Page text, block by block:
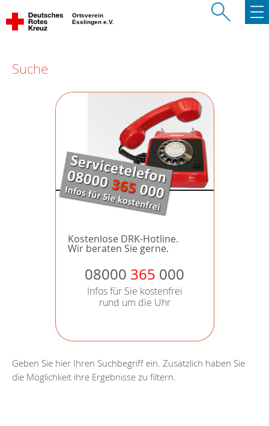
Ortsverein
Esslingen e.V.
Suche
Kostenlose DRK-Hotline.
Wir beraten Sie gerne.
08000 365 000
Infos für Sie kostenfrei
rund um die Uhr
Geben Sie hier Ihren Suchbegriff ein. Zusätzlich haben Sie
die Möglichkeit ihre Ergebnisse zu filtern.